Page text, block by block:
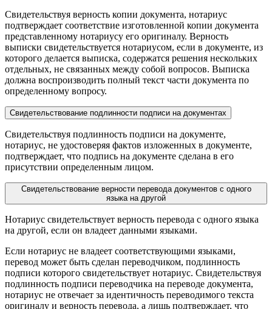
Свидетельствуя верность копии документа, нотариус
подтверждает соответствие изготовленной копии документа
представленному нотариусу его оригиналу. Верность
выписки свидетельствуется нотариусом, если в документе, из
которого делается выписка, содержатся решения нескольких
отдельных, не связанных между собой вопросов. Выписка
должна воспроизводить полный текст части документа по
определенному вопросу.
Свидетельствование подлинности подписи на документах
Свидетельствуя подлинность подписи на документе,
нотариус, не удостоверяя фактов изложенных в документе,
подтверждает, что подпись на документе сделана в его
присутствии определенным лицом.
Свидетельствование верности перевода документов с одного
языка на другой
Нотариус свидетельствует верность перевода с одного языка
на другой, если он владеет данными языками.
Если нотариус не владеет соответствующими языками,
перевод может быть сделан переводчиком, подлинность
подписи которого свидетельствует нотариус. Свидетельствуя
подлинность подписи переводчика на переводе документа,
нотариус не отвечает за идентичность переводимого текста
оригиналу и верность перевода, а лишь подтверждает, что